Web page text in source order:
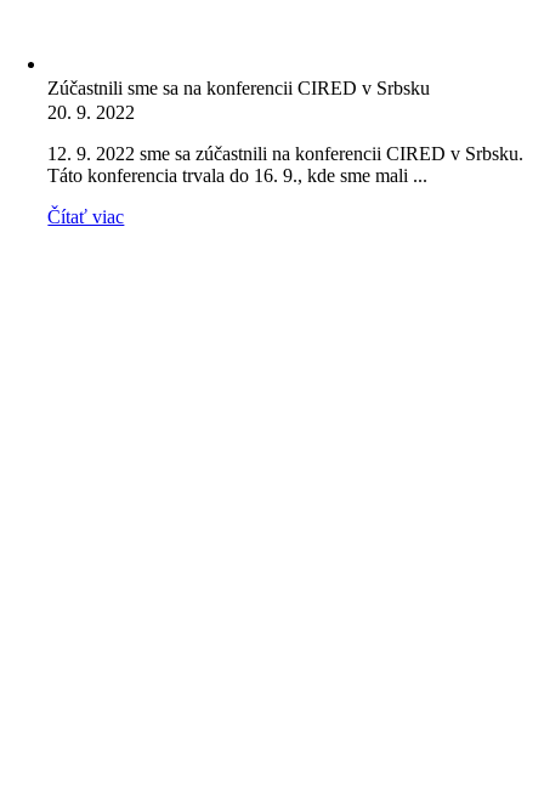
Zúčastnili sme sa na konferencii CIRED v Srbsku
20. 9. 2022
12. 9. 2022 sme sa zúčastnili na konferencii CIRED v Srbsku.
Táto konferencia trvala do 16. 9., kde sme mali ...
Čítať viac